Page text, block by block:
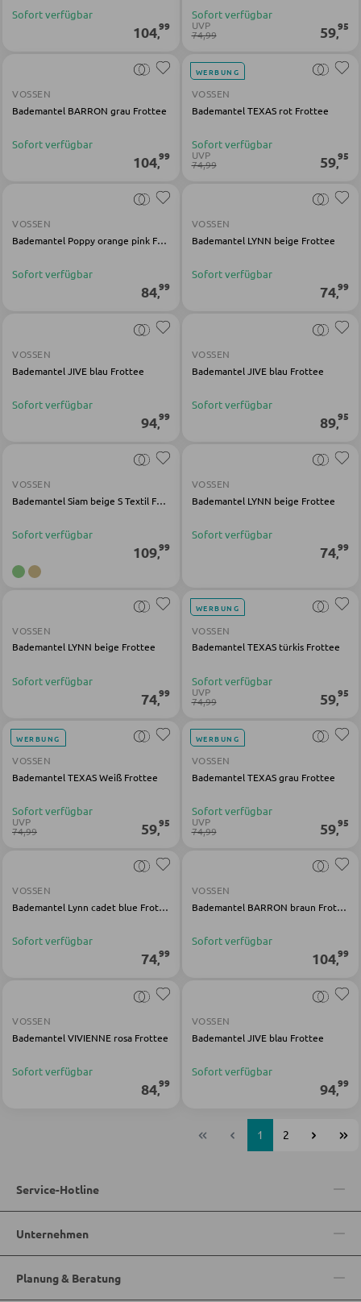
Schuhkipper
KINDERMÖBEL
Kinderbetten
Kinderkleiderschränke
Kinderregale
Kinderzimmerleuchten
Kinderkommoden
Sonstige Kindermöbel
JUGENDZIMMER
Jugendbetten
Jugendkleiderschränke
Komplette Kinder- und Jugendzimmer
SCHREIBTISCHE
Bürotische
Holz-Schreibtische
Schreibtischkombinationen
BÜRO
Bürozubehör
Aktenschränke
Büromöbel Sets
Schreibtischlampen
Sofort verfügbar
104,99
Sofort verfügbar
UVP
74,99 59,95
VOSSEN
Bademantel BARRON grau Frottee
Sofort verfügbar
104,99
WERBUNG
VOSSEN
Bademantel TEXAS rot Frottee
Sofort verfügbar
UVP
74,99 59,95
VOSSEN
Bademantel Poppy orange pink Frottee
Sofort verfügbar
84,99
VOSSEN
Bademantel LYNN beige Frottee
Sofort verfügbar
74,99
VOSSEN
Bademantel JIVE blau Frottee
Sofort verfügbar
94,99
VOSSEN
Bademantel JIVE blau Frottee
Sofort verfügbar
89,95
VOSSEN
Bademantel Siam beige S Textil Frottee
Sofort verfügbar
109,99
VOSSEN
Bademantel LYNN beige Frottee
Sofort verfügbar
74,99
VOSSEN
Bademantel LYNN beige Frottee
Sofort verfügbar
74,99
WERBUNG
VOSSEN
Bademantel TEXAS türkis Frottee
Sofort verfügbar
UVP
74,99 59,95
WERBUNG
VOSSEN
Bademantel TEXAS Weiß Frottee
Sofort verfügbar
UVP
74,99 59,95
WERBUNG
VOSSEN
Bademantel TEXAS grau Frottee
Sofort verfügbar
UVP
74,99 59,95
VOSSEN
Bademantel Lynn cadet blue Frottee
Sofort verfügbar
74,99
VOSSEN
Bademantel BARRON braun Frottee
Sofort verfügbar
104,99
VOSSEN
Bademantel VIVIENNE rosa Frottee
Sofort verfügbar
84,99
VOSSEN
Bademantel JIVE blau Frottee
Sofort verfügbar
94,99
1 2
Service-Hotline
Unternehmen
Planung & Beratung